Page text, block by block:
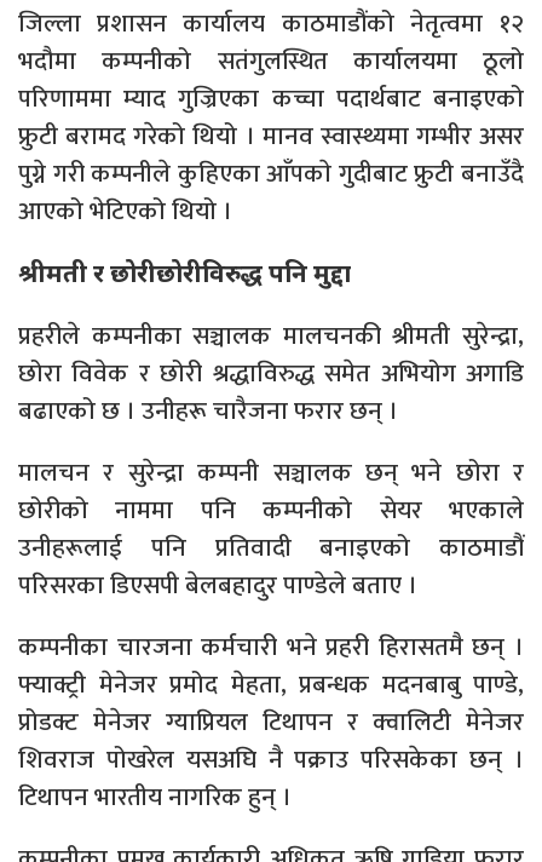
जिल्ला प्रशासन कार्यालय काठमाडौंको नेतृत्वमा १२
भदौमा कम्पनीको सतंगुलस्थित कार्यालयमा ठूलो
परिणाममा म्याद गुज्रिएका कच्चा पदार्थबाट बनाइएको
फ्रुटी बरामद गरेको थियो । मानव स्वास्थ्यमा गम्भीर असर
पुग्ने गरी कम्पनीले कुहिएका आँपकाे गुदीबाट फ्रुटी बनाउँदै
आएको भेटिएको थियो ।
श्रीमती र छोरीछोरीविरुद्ध पनि मुद्दा
प्रहरीले कम्पनीका सञ्चालक मालचनकी श्रीमती सुरेन्द्रा,
छोरा विवेक र छोरी श्रद्धाविरुद्ध समेत अभियोग अगाडि
बढाएको छ । उनीहरू चारैजना फरार छन् ।
मालचन र सुरेन्द्रा कम्पनी सञ्चालक छन् भने छोरा र
छोरीको नाममा पनि कम्पनीको सेयर भएकाले
उनीहरूलाई पनि प्रतिवादी बनाइएको काठमाडौं
परिसरका डिएसपी बेलबहादुर पाण्डेले बताए ।
कम्पनीका चारजना कर्मचारी भने प्रहरी हिरासतमै छन् ।
फ्याक्ट्री मेनेजर प्रमोद मेहता, प्रबन्धक मदनबाबु पाण्डे,
प्रोडक्ट मेनेजर ग्याप्रियल टिथापन र क्वालिटी मेनेजर
शिवराज पोखरेल यसअघि नै पक्राउ परिसकेका छन् ।
टिथापन भारतीय नागरिक हुन् ।